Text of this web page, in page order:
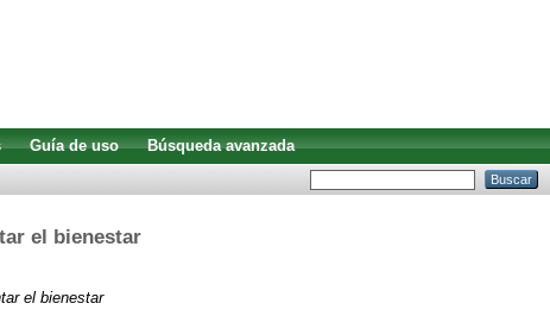
Guía de uso
Búsqueda avanzada
el bienestar
el bienestar